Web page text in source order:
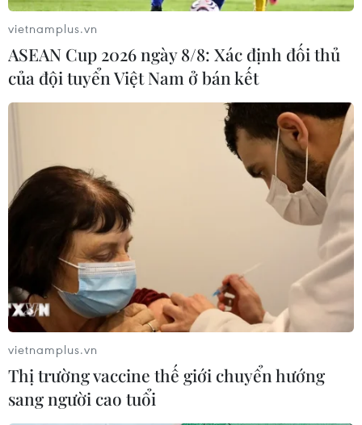
11 hình thể chuẩn mực của phụ nữ thế giới
Hình mẫu về cái đẹp đã thay đổi rất nhiều qua từng
thời kỳ trong suốt 3.000 năm qua , và không một chuẩn
mực nào tồn tại mãi với thời gian.
vietnamplus.vn
ASEAN Cup 2026 ngày 8/8: Xác định đối thủ
của đội tuyển Việt Nam ở bán kết
vietnamplus.vn
Thị trường vaccine thế giới chuyển hướng
sang người cao tuổi